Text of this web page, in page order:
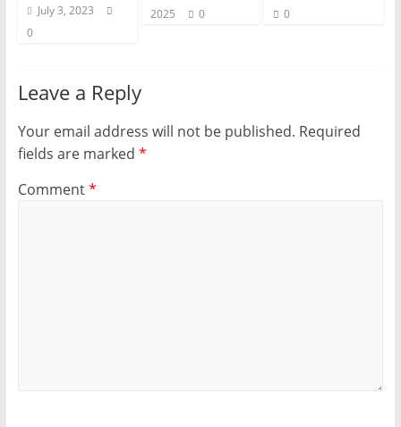
July 3, 2023
0
2025
0
0
Leave a Reply
Your email address will not be published. Required
fields are marked *
Comment*